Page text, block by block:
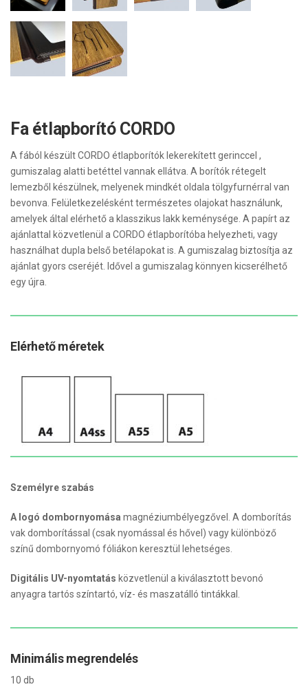
Fa étlapborító CORDO
A fából készült CORDO étlapborítók lekerekített gerinccel ,
gumiszalag alatti betéttel vannak ellátva. A borítók rétegelt
lemezből készülnek, melyenek mindkét oldala tölgyfurnérral van
bevonva. Felületkezelésként természetes olajokat használunk,
amelyek által elérhető a klasszikus lakk keménysége. A papírt az
ajánlattal közvetlenül a CORDO étlapborítóba helyezheti, vagy
használhat dupla belső betélapokat is. A gumiszalag biztosítja az
ajánlat gyors cseréjét. Idővel a gumiszalag könnyen kicserélhető
egy újra.
Elérhető méretek
Személyre szabás
A logó dombornyomása magnéziumbélyegzővel. A domborítás
vak domborítással (csak nyomással és hővel) vagy különböző
színű dombornyomó fóliákon keresztül lehetséges.
Digitális UV-nyomtatás közvetlenül a kiválasztott bevonó
anyagra tartós színtartó, víz- és maszatálló tintákkal.
Minimális megrendelés
10 db